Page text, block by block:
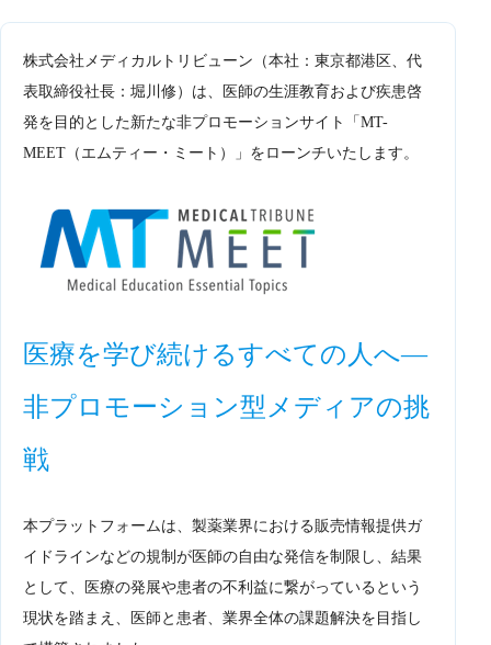
株式会社メディカルトリビューン（本社：東京都港区、代
表取締役社長：堀川修）は、医師の生涯教育および疾患啓
発を目的とした新たな非プロモーションサイト「MT-
MEET（エムティー・ミート）」をローンチいたします。
医療を学び続けるすべての人へ―
非プロモーション型メディアの挑
戦
本プラットフォームは、製薬業界における販売情報提供ガ
イドラインなどの規制が医師の自由な発信を制限し、結果
として、医療の発展や患者の不利益に繋がっているという
現状を踏まえ、医師と患者、業界全体の課題解決を目指し